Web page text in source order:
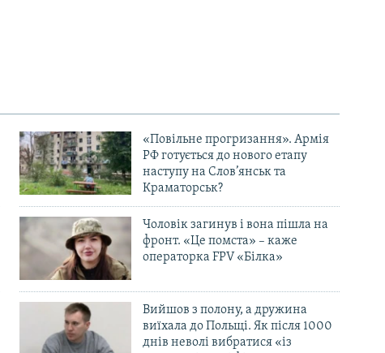
«Повільне прогризання». Армія
РФ готується до нового етапу
наступу на Слов’янськ та
Краматорськ?
Чоловік загинув і вона пішла на
фронт. «Це помста» – каже
операторка FPV «Білка»
Вийшов з полону, а дружина
виїхала до Польщі. Як після 1000
днів неволі вибратися «із